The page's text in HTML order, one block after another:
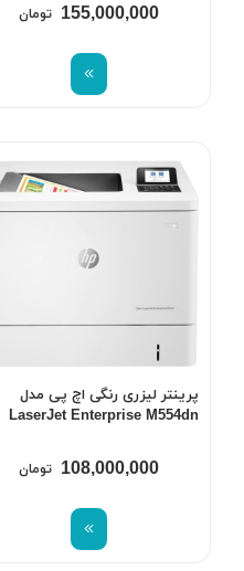
155,000,000 تومان
پرینتر لیزری رنگی اچ پی مدل
LaserJet Enterprise M554dn
108,000,000 تومان